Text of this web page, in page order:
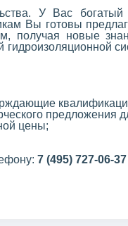
У Вас
Вы готовы
получая новые
предложения
цены;
7 (495) 727-06-37